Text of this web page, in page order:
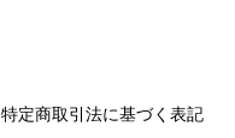
特定商取引法に基づく表記